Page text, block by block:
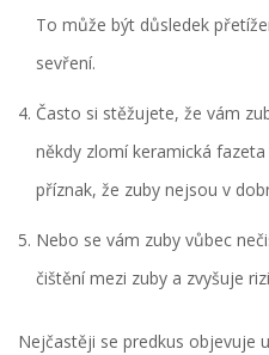
To může být důsledek
sevření.
Často si stěžujete, že vám
někdy zlomí keramická
příznak, že zuby nejsou v
Nebo se vám zuby vůbec
čištění mezi zuby a zvyšuje
Nejčastěji se predkus objevuje